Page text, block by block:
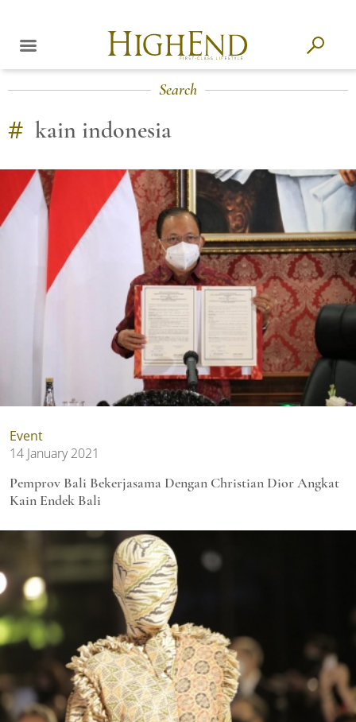
Search
# kain indonesia
Event
14 January 2021
Pemprov Bali Bekerjasama Dengan Christian Dior Angkat
Kain Endek Bali